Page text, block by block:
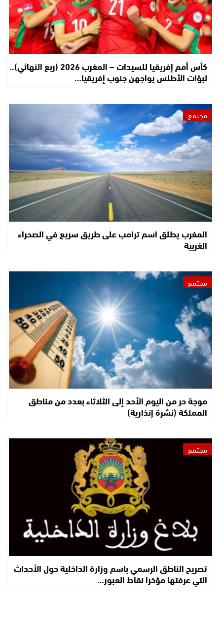
كأس أمم إفريقيا للسيدات – المغرب 2026 (ربع النهائي)..
لبؤات الأطلس يواجهن جنوب إفريقيا…
مجتمع
المغرب يطلق اسم ترامب على طريق سريع في الصحراء
الغربية
مجتمع
موجة حر من اليوم الأحد إلى الثلاثاء بعدد من مناطق
المملكة (نشرة إنذارية)
مجتمع
تصريح الناطق الرسمي باسم وزارة الداخلية حول الأحداث
التي عرفتها مؤخرا نقاط العبور…